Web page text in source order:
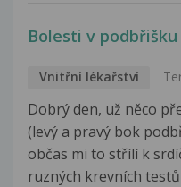
Bolesti v podbřišku
Vnitřní lékařství
Dobrý den, už něco
(levý a pravý bok
občas mi to střílí k
ruzných krevních